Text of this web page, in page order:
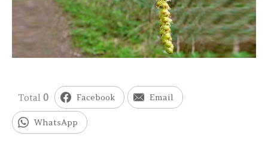
Total 0 Facebook Email
WhatsApp